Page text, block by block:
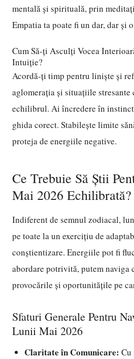
mentală și spirituală, prin
Empatia ta poate fi un dar, dar și
Cum Să-ți Asculți Vocea
Intuiție?
Acordă-ți timp pentru liniște și
aglomerația și situațiile
echilibrul. Ai încredere în
ghida corect. Stabilește limite
proteja de energiile negative.
Ce Trebuie Să Știi
Mai 2026 Echilibrată?
Indiferent de semnul zodiacal,
pe toate la un exercițiu de
conștientizare. Energiile pot fi
abordare potrivită, putem naviga
provocările și oportunitățile pe
Sfaturi Generale Pentru
Lunii Mai 2026
Claritate în Comunicare: Cu